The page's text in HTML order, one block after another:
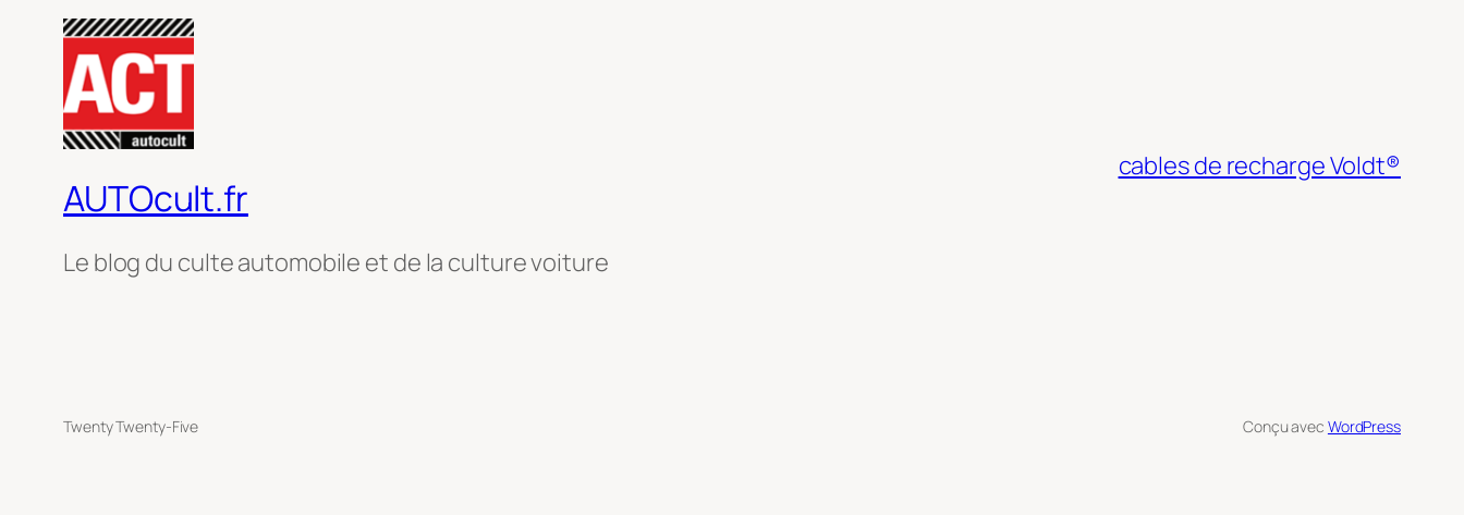
AUTOcult.fr
Le blog du culte automobile et de la culture voiture
cables de recharge Voldt®
Twenty Twenty-Five Conçu avec WordPress